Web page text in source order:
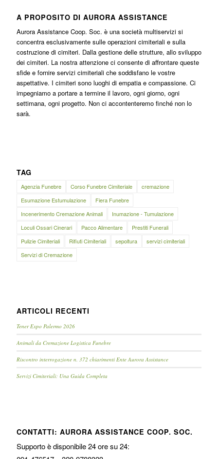
A PROPOSITO DI AURORA ASSISTANCE
Aurora Assistance Coop. Soc. è una società multiservizi si
concentra esclusivamente sulle operazioni cimiteriali e sulla
costruzione di cimiteri. Dalla gestione delle strutture, allo sviluppo
dei cimiteri. La nostra attenzione ci consente di affrontare queste
sfide e fornire servizi cimiteriali che soddisfano le vostre
aspettative. I cimiteri sono luoghi di empatia e compassione. Ci
impegniamo a portare a termine il lavoro, ogni giorno, ogni
settimana, ogni progetto. Non ci accontenteremo finché non lo
sarà.
TAG
Agenzia Funebre Corso Funebre Cimiteriale
cremazione
Esumazione Estumulazione
Fiera Funebre
Incenerimento Cremazione Animali
Inumazione - Tumulazione
Loculi Ossari Cinerari
Pacco Alimentare
Prestiti Funerali
Pulizie Cimiteriali
Rifiuti Cimiteriali sepoltura
servizi cimiteriali
Servizi di Cremazione
ARTICOLI RECENTI
Tener Expo Palermo 2026
Animali da Cremazione Logistica Funebre
Riscontro interrogazione n. 372 chiarimenti Ente Aurora Assistance
Servizi Cimiteriali: Una Guida Completa
CONTATTI: AURORA ASSISTANCE COOP. SOC.
Supporto è disponibile 24 ore su 24: